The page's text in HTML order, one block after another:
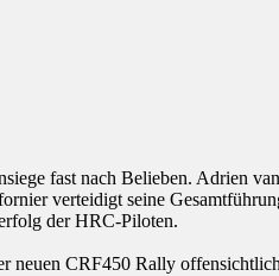
fast nach Belieben. Adrien
verteidigt seine
der HRC-Piloten.
CRF450 Rally